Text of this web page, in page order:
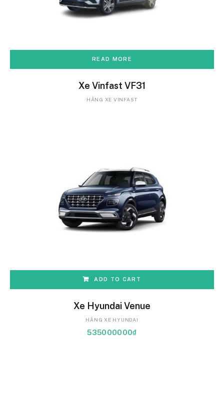
READ MORE
Xe Vinfast VF31
HÃNG XE VINFAST
ADD TO CART
Xe Hyundai Venue
HÃNG XE HYUNDAI
535000000₫